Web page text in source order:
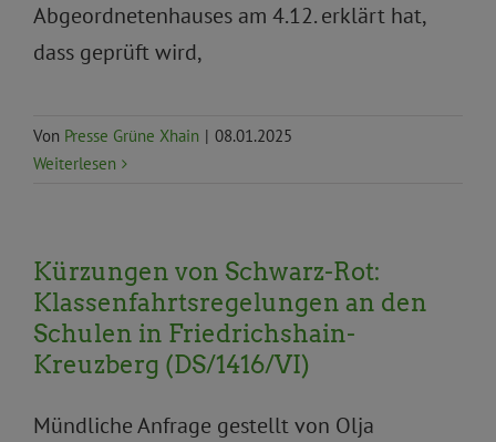
Abgeordnetenhauses am 4.12. erklärt hat,
dass geprüft wird,
Von Presse Grüne Xhain | 08.01.2025
Weiterlesen
Kürzungen von Schwarz-Rot:
Klassenfahrtsregelungen an den
Schulen in Friedrichshain-
Kreuzberg (DS/1416/VI)
Mündliche Anfrage gestellt von Olja